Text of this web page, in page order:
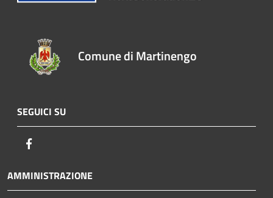
Comune di Martinengo
SEGUICI SU
AMMINISTRAZIONE